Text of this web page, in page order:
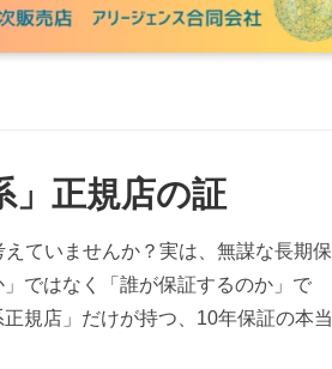
」正規店の証
ていませんか？実は、無謀な長期保
ではなく「誰が保証するのか」で
規店」だけが持つ、10年保証の本当